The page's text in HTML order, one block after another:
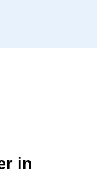
in